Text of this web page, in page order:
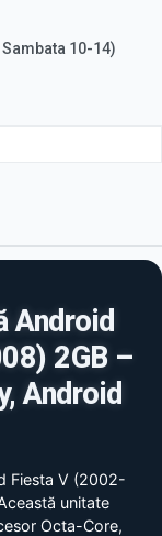
10-14)
Android
2GB –
Android
Fiesta V (2002-
unitate
Octa-Core,